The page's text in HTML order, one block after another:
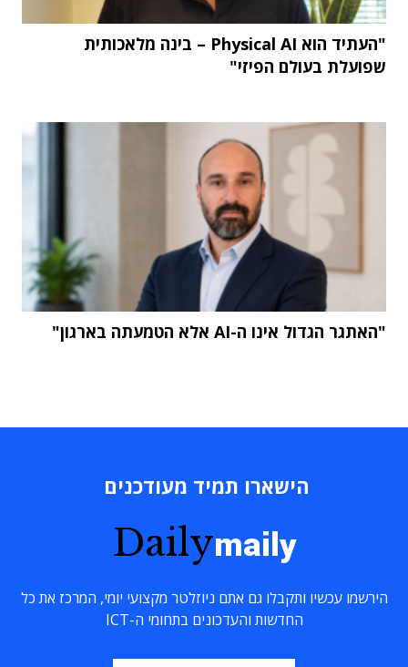
"העתיד הוא Physical AI – בינה מלאכותית
שפועלת בעולם הפיזי"
"האתגר הגדול אינו ה-AI אלא הטמעתה בארגון"
הישארו תמיד מעודכנים
Dailymaily
הירשמו עכשיו ותקבלו גם אתם ניוזלטר מקצועי יומי, המרכז את כל
החדשות והעדכונים בתחומי ה-ICT